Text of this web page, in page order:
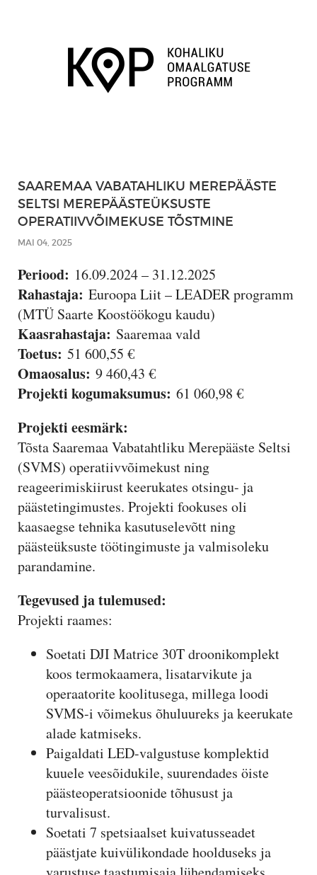
SAAREMAA VABATAHLIKU MEREPÄÄSTE
SELTSI MEREPÄÄSTEÜKSUSTE
OPERATIIVVÕIMEKUSE TÕSTMINE
MAI 04, 2025
Periood: 16.09.2024 – 31.12.2025
Rahastaja: Euroopa Liit – LEADER programm
(MTÜ Saarte Koostöökogu kaudu)
Kaasrahastaja: Saaremaa vald
Toetus: 51 600,55 €
Omaosalus: 9 460,43 €
Projekti kogumaksumus: 61 060,98 €
Projekti eesmärk:
Tõsta Saaremaa Vabatahtliku Merepääste Seltsi
(SVMS) operatiivvõimekust ning
reageerimiskiirust keerukates otsingu- ja
päästetingimustes. Projekti fookuses oli
kaasaegse tehnika kasutuselevõtt ning
päästeüksuste töötingimuste ja valmisoleku
parandamine.
Tegevused ja tulemused:
Projekti raames:
Soetati DJI Matrice 30T droonikomplekt
koos termokaamera, lisatarvikute ja
operaatorite koolitusega, millega loodi
SVMS-i võimekus õhuluureks ja keerukate
alade katmiseks.
Paigaldati LED-valgustuse komplektid
kuuele veesõidukile, suurendades öiste
päästeoperatsioonide tõhusust ja
turvalisust.
Soetati 7 spetsiaalset kuivatusseadet
päästjate kuivülikondade hoolduseks ja